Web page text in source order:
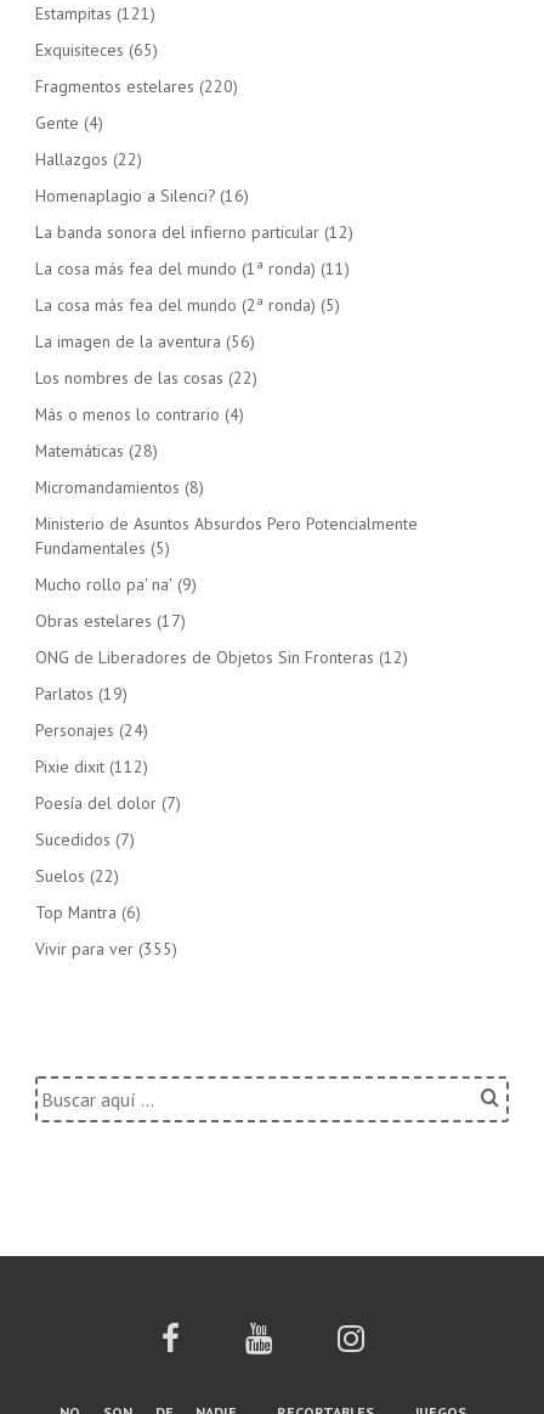
Estampitas (121)
Exquisiteces (65)
Fragmentos estelares (220)
Gente (4)
Hallazgos (22)
Homenaplagio a Silenci? (16)
La banda sonora del infierno particular (12)
La cosa más fea del mundo (1ª ronda) (11)
La cosa más fea del mundo (2ª ronda) (5)
La imagen de la aventura (56)
Los nombres de las cosas (22)
Más o menos lo contrario (4)
Matemáticas (28)
Micromandamientos (8)
Ministerio de Asuntos Absurdos Pero Potencialmente
Fundamentales (5)
Mucho rollo pa' na' (9)
Obras estelares (17)
ONG de Liberadores de Objetos Sin Fronteras (12)
Parlatos (19)
Personajes (24)
Pixie dixit (112)
Poesía del dolor (7)
Sucedidos (7)
Suelos (22)
Top Mantra (6)
Vivir para ver (355)
Buscar
por: